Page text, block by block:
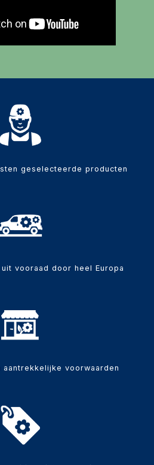
geselecteerde producten
vooraad door heel Europa
voorwaarden